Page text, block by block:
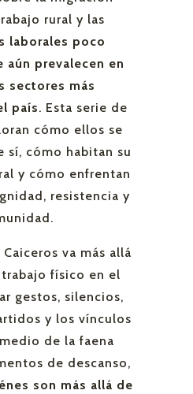
rural y las
laborales poco
aún prevalecen en
sectores más
país. Esta serie de
cómo ellos se
sí, cómo habitan su
y cómo enfrentan
resistencia y
va más allá
físico en el
gestos, silencios,
y los vínculos
de la faena
de descanso,
son más allá de